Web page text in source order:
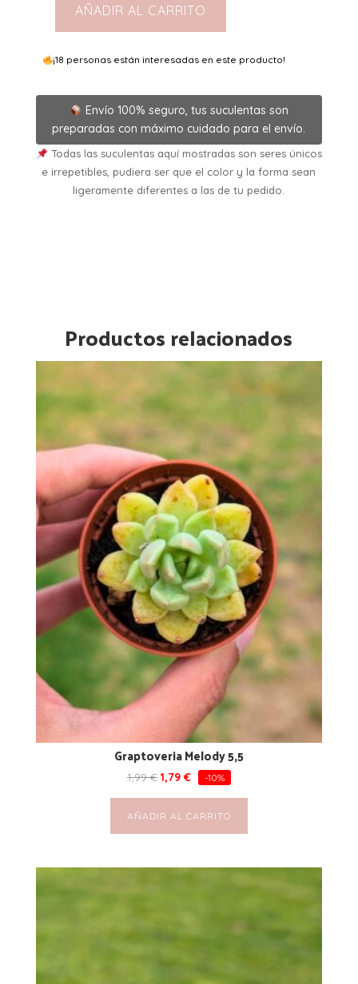
Aloinopsis
Orpenii
5,5
AÑADIR AL CARRITO
¡18 personas están interesadas en este producto!
Envío 100% seguro, tus suculentas son
preparadas con máximo cuidado para el envío.
Todas las suculentas aquí mostradas son seres únicos
e irrepetibles, pudiera ser que el color y la forma sean
ligeramente diferentes a las de tu pedido.
Productos relacionados
Graptoveria Melody 5,5
1,99€ 1,79 € -10%
AÑADIR AL CARRITO